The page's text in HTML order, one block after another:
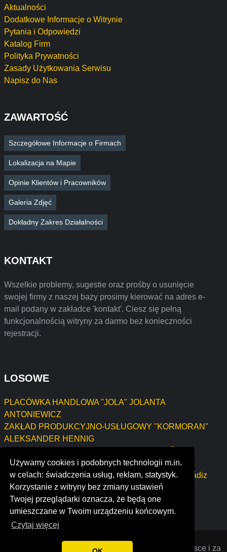
Używamy cookies i podobnych technologii m.in.
w celach: świadczenia usług, reklam, statystyk.
Korzystanie z witryny bez zmiany ustawień
Twojej przeglądarki oznacza, że będą one
umieszczane w Twoim urządzeniu końcowym.
Czytaj więcej
Aktualności
Dodatkowe Informacje o Witrynie
Pytania i Odpowiedzi
Katalog Firm
Polityka Prywatności
Zasady Użytkowania Serwisu
Napisz do Nas
ZAWARTOŚĆ
Szczegółowe Informacje o Firmach
Lokalizacja na Mapie
Opinie Klientów i Pracowników
Galeria Zdjęć
Dokładny Zakres Działalności
KONTAKT
Wszelkie problemy, sugestie oraz prośby o usunięcie
swojej firmy z naszej bazy prosimy kierować na adres e-
mail podany w zakładce 'kontakt'. Ciesz się pełną
funkcjonalnością witryny za darmo bez konieczności
rejestracji.
LOSOWE
PLACÓWKA HANDLOWA "JOLA" JOLANTA
ANTONIEWICZ
ZAKŁAD PRODUKCYJNO-USŁUGOWY "KORMORAN"
ALEKSANDER HENNIG
DREWNIE "KLON"
asociación de jóvenes empresarios de la provincia cádiz
industrial builders, inc.
workbees
© 2022 Opinie o firmach założonych w Polsce i za